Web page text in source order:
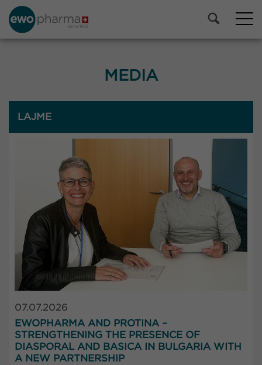
MEDIA
LAJME
07.07.2026
EWOPHARMA AND PROTINA –
STRENGTHENING THE PRESENCE OF
DIASPORAL AND BASICA IN BULGARIA WITH
A NEW PARTNERSHIP